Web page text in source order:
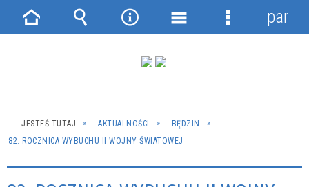
JESTEŚ TUTAJ AKTUALNOŚCI
BĘDZIN
82. ROCZNICA WYBUCHU II WOJNY ŚWIATOWEJ
Strona Wyszukiwarka
NarzędziaMenu
Menu
panel